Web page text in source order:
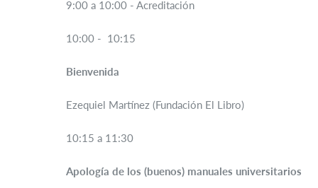
9:00 a 10:00 - Acreditación
10:00 - 10:15
Bienvenida
Ezequiel Martínez (Fundación El Libro)
10:15 a 11:30
Apología de los (buenos) manuales universitarios